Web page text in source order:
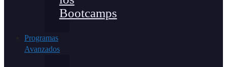
Bootcamps
Programas
Avanzados